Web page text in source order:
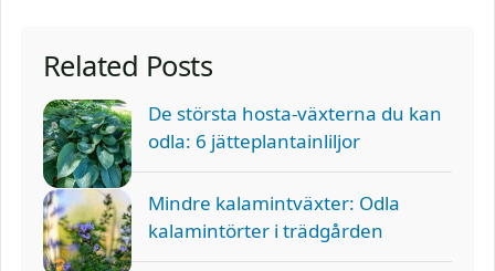
Related Posts
De största hosta-växterna du kan
odla: 6 jätteplantainliljor
Mindre kalamintväxter: Odla
kalamintörter i trädgården